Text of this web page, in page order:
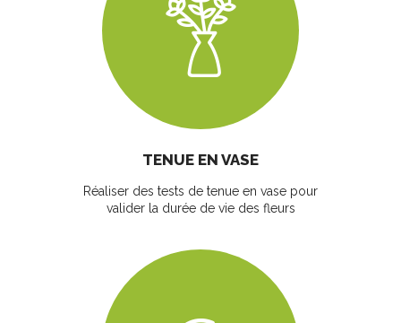
TENUE EN VASE
Réaliser des tests de tenue en vase pour
valider la durée de vie des fleurs